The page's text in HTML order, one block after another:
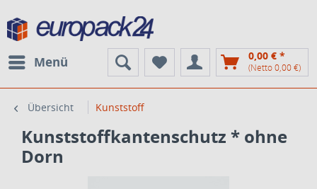
Menü 0,00 € *
(Netto 0,00 €)
Übersicht Kunststoff
Kunststoffkantenschutz * ohne
Dorn